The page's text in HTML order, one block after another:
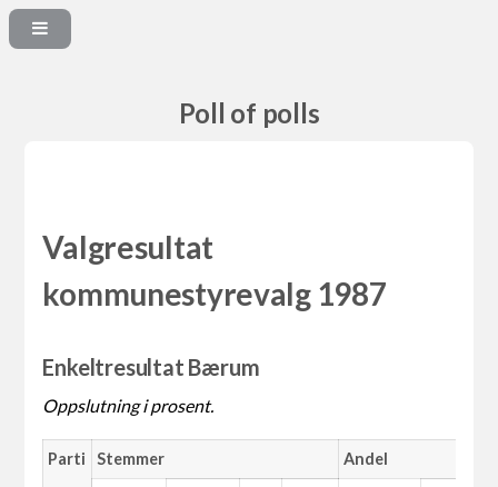
Poll of polls
Valgresultat
kommunestyrevalg 1987
Enkeltresultat Bærum
Oppslutning i prosent.
Parti Stemmer Andel